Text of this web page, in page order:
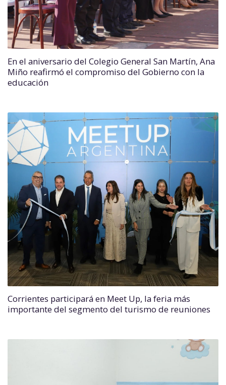
En el aniversario del Colegio General San Martín, Ana
Miño reafirmó el compromiso del Gobierno con la
educación
Corrientes participará en Meet Up, la feria más
importante del segmento del turismo de reuniones